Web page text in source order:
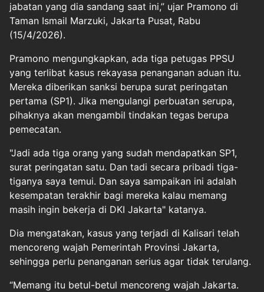
jabatan yang dia sandang saat ini,” ujar Pramono di
Taman Ismail Marzuki, Jakarta Pusat, Rabu
(15/4/2026).
Pramono mengungkapkan, ada tiga petugas PPSU
yang terlibat kasus rekayasa penanganan aduan itu.
Mereka diberikan sanksi berupa surat peringatan
pertama (SP1). Jika mengulangi perbuatan serupa,
pihaknya akan mengambil tindakan tegas berupa
pemecatan.
"Jadi ada tiga orang yang sudah mendapatkan SP1,
surat peringatan satu. Dan tadi secara pribadi tiga-
tiganya saya temui. Dan saya sampaikan ini adalah
kesempatan terakhir bagi mereka kalau memang
masih ingin bekerja di DKI Jakarta" katanya.
Dia mengatakan, kasus yang terjadi di Kalisari telah
mencoreng wajah Pemerintah Provinsi Jakarta,
sehingga perlu penanganan serius agar tidak terulang.
“Memang itu betul-betul mencoreng wajah Jakarta.